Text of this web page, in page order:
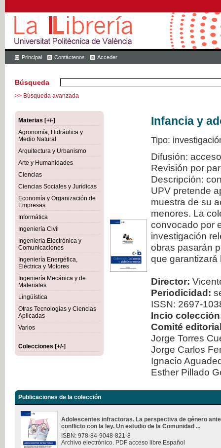
Principal Contáctenos Acceder
Búsqueda
>> Búsqueda avanzada
Materias [+/-]
Agronomía, Hidráulica y
Medio Natural
Arquitectura y Urbanismo
Arte y Humanidades
Ciencias
Ciencias Sociales y Jurídicas
Economía y Organización de
Empresas
Informática
Ingeniería Civil
Ingeniería Electrónica y
Comunicaciones
Ingeniería Energética,
Eléctrica y Motores
Ingeniería Mecánica y de
Materiales
Lingüística
Otras Tecnologías y Ciencias
Aplicadas
Varios
Colecciones [+/-]
Infancia y
Tipo:
Difusión:
Revisión por
Descripción:
UPV pretende
muestra de su
menores. La
convocado por
investigación
obras pasarán
que garantizará
Director:
Periodicidad:
ISSN: 2697-
Incio
Comité
Jorge Torres
Jorge Carlos
Ignacio
Esther Pillado
Publicaciones de la colección
Adolescentes infractoras. La perspectiva de género
conflicto con la ley. Un estudio de la Comunidad ...
ISBN: 978-84-9048-821-8
Archivo electrónico. PDF acceso libre Español